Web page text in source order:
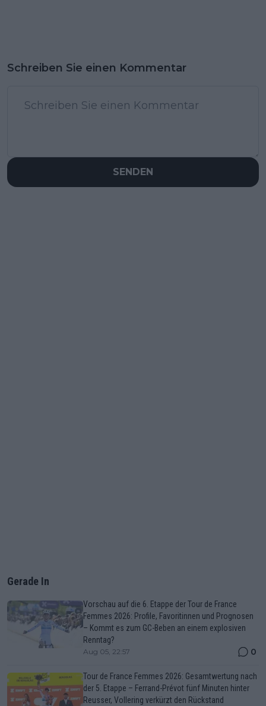
Schreiben Sie einen Kommentar
SENDEN
Gerade In
Vorschau auf die 6. Etappe der Tour de France
Femmes 2026: Profile, Favoritinnen und Prognosen
– Kommt es zum GC-Beben an einem explosiven
Renntag?
Aug 05, 22:57 0
Tour de France Femmes 2026: Gesamtwertung nach
der 5. Etappe – Ferrand-Prévot fünf Minuten hinter
Reusser, Vollering verkürzt den Rückstand